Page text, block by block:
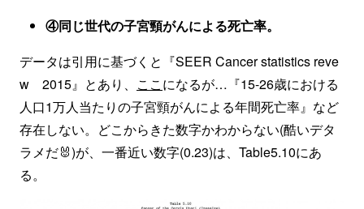
④同じ世代の子宮頸がんによる死亡率。
データは引用に基づくと『SEER Cancer statistics reve
w 2015』とあり、 ここになるが…『15-26歳における
人口1万人当たりの子宮頸がんによる年間死亡率』など
存在しない。どこからきた数字かわからない(酷いデタ
ラメだ🐰)が、一番近い数字(0.23)は、Table5.10にあ
る。